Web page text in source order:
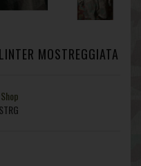
MOSTREGGIATA